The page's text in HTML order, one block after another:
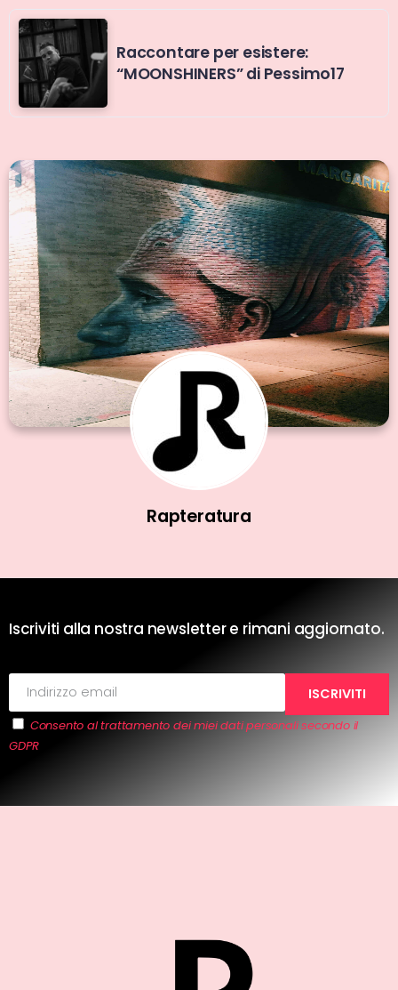
Raccontare per esistere:
“MOONSHINERS” di Pessimo17
Rapteratura
Iscriviti alla nostra newsletter e rimani aggiornato.
Consento al trattamento dei miei dati personali secondo il
GDPR